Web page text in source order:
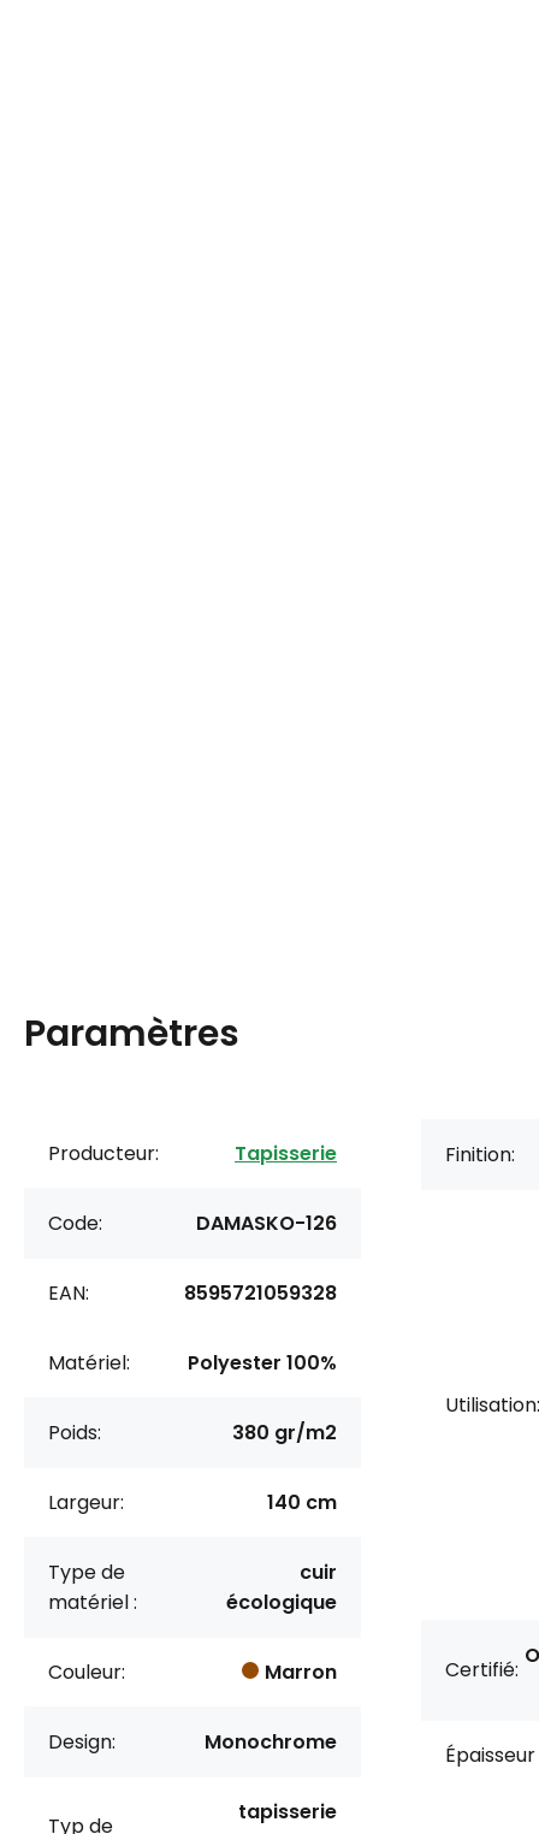
Paramètres
Producteur: Tapisserie
Code: DAMASKO-126
EAN: 8595721059328
Matériel: Polyester 100%
Poids: 380 gr/m2
Largeur: 140 cm
Type de
matériel :
cuir
écologique
Couleur: Marron
Design: Monochrome
Typ de
tapisserie
Finition:
Utilisation:
Certifié:
Épaisseur